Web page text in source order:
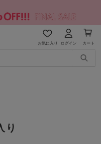
お気に入り ログイン カート
り